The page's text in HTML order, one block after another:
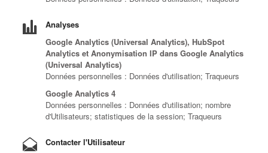
Analyses
Google Analytics (Universal Analytics), HubSpot
Analytics et Anonymisation IP dans Google Analytics
(Universal Analytics)
Données personnelles : Données d'utilisation; Traqueurs
Google Analytics 4
Données personnelles : Données d'utilisation; nombre
d'Utilisateurs; statistiques de la session; Traqueurs
Contacter l'Utilisateur